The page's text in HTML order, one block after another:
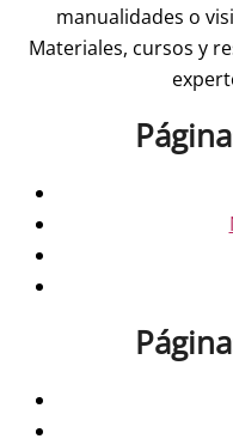
manualidades o
Materiales, cursos y